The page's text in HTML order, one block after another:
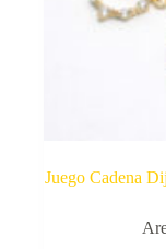
Juego Cadena